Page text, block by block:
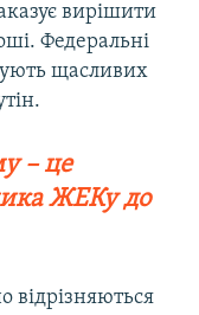
вирішити
Федеральні
щасливих
– це
ЖЕКу до
відрізняються